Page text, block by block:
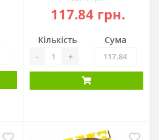
117.84 грн.
Кількість
- +
Сума